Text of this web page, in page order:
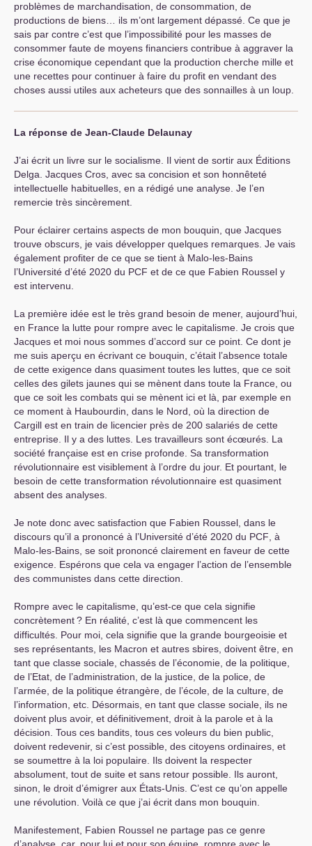
problèmes de marchandisation, de consommation, de
productions de biens… ils m’ont largement dépassé. Ce que je
sais par contre c’est que l’impossibilité pour les masses de
consommer faute de moyens financiers contribue à aggraver la
crise économique cependant que la production cherche mille et
une recettes pour continuer à faire du profit en vendant des
choses aussi utiles aux acheteurs que des sonnailles à un loup.
La réponse de Jean-Claude Delaunay
J’ai écrit un livre sur le socialisme. Il vient de sortir aux Éditions
Delga. Jacques Cros, avec sa concision et son honnêteté
intellectuelle habituelles, en a rédigé une analyse. Je l’en
remercie très sincèrement.
Pour éclairer certains aspects de mon bouquin, que Jacques
trouve obscurs, je vais développer quelques remarques. Je vais
également profiter de ce que se tient à Malo-les-Bains
l’Université d’été 2020 du PCF et de ce que Fabien Roussel y
est intervenu.
La première idée est le très grand besoin de mener, aujourd’hui,
en France la lutte pour rompre avec le capitalisme. Je crois que
Jacques et moi nous sommes d’accord sur ce point. Ce dont je
me suis aperçu en écrivant ce bouquin, c’était l’absence totale
de cette exigence dans quasiment toutes les luttes, que ce soit
celles des gilets jaunes qui se mènent dans toute la France, ou
que ce soit les combats qui se mènent ici et là, par exemple en
ce moment à Haubourdin, dans le Nord, où la direction de
Cargill est en train de licencier près de 200 salariés de cette
entreprise. Il y a des luttes. Les travailleurs sont écœurés. La
société française est en crise profonde. Sa transformation
révolutionnaire est visiblement à l’ordre du jour. Et pourtant, le
besoin de cette transformation révolutionnaire est quasiment
absent des analyses.
Je note donc avec satisfaction que Fabien Roussel, dans le
discours qu’il a prononcé à l’Université d’été 2020 du PCF , à
Malo-les-Bains, se soit prononcé clairement en faveur de cette
exigence. Espérons que cela va engager l’action de l’ensemble
des communistes dans cette direction.
Rompre avec le capitalisme, qu’est-ce que cela signifie
concrètement? En réalité, c’est là que commencent les
difficultés. Pour moi, cela signifie que la grande bourgeoisie et
ses représentants, les Macron et autres sbires, doivent être, en
tant que classe sociale, chassés de l’économie, de la politique,
de l’Etat, de l’administration, de la justice, de la police, de
l’armée, de la politique étrangère, de l’école, de la culture, de
l’information, etc. Désormais, en tant que classe sociale, ils ne
doivent plus avoir, et définitivement, droit à la parole et à la
décision. Tous ces bandits, tous ces voleurs du bien public,
doivent redevenir, si c’est possible, des citoyens ordinaires, et
se soumettre à la loi populaire. Ils doivent la respecter
absolument, tout de suite et sans retour possible. Ils auront,
sinon, le droit d’émigrer aux États-Unis. C’est ce qu’on appelle
une révolution. Voilà ce que j’ai écrit dans mon bouquin.
Manifestement, Fabien Roussel ne partage pas ce genre